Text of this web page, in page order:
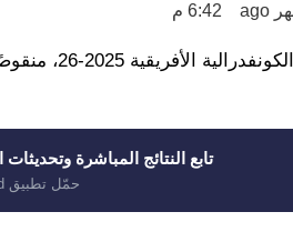
6:42 م
تابع النتائج المباشرة وتحديثات
حمّل تطبيق Fanzword